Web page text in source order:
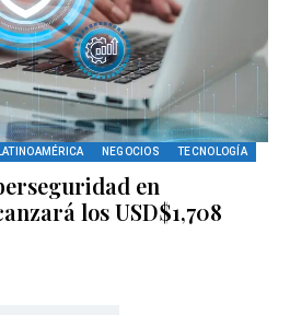
LATINOAMÉRICA NEGOCIOS TECNOLOGÍA
en
los USD$1,708